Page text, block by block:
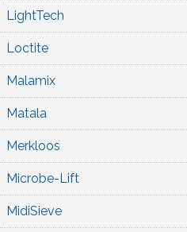
LightTech
Loctite
Malamix
Matala
Merkloos
Microbe-Lift
MidiSieve